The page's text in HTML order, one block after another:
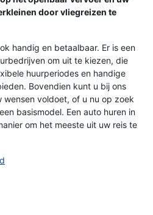
door vliegreizen te
handig en betaalbaar. Er is een
om uit te kiezen, die
huurperiodes en handige
Bovendien kunt u bij ons
wensen voldoet, of u nu op zoek
basismodel. Een auto huren in
om het meeste uit uw reis te